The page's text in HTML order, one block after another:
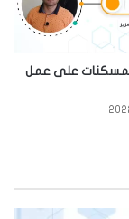
المسكنات على عمل